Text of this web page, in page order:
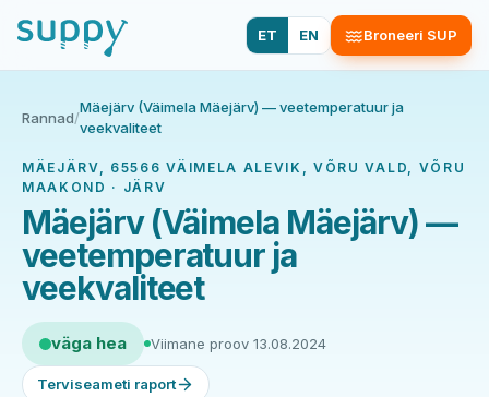
ET EN Broneeri SUP
Rannad/
Mäejärv (Väimela Mäejärv) — veetemperatuur ja
veekvaliteet
MÄEJÄRV, 65566 VÄIMELA ALEVIK, VÕRU VALD, VÕRU
MAAKOND · JÄRV
Mäejärv (Väimela Mäejärv) —
veetemperatuur ja
veekvaliteet
väga hea Viimane proov 13.08.2024
Terviseameti raport